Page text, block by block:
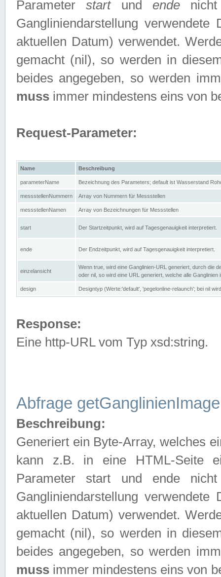
Parameterstartund endenicht
Gangliniendarstellung
aktuellen Datum) verwendet.
gemacht (nil), so werden in
beides angegeben, so werden
muss immer mindestens eins von
Request-Parameter:
Name Beschreibung
parameterName Bezeichnung des Parameters; default ist Wasserstand
messstellenNummern Array von Nummern für Messstellen
messstellenNamen Array von Bezeichnungen für Messstellen
start Der Startzeitpunkt, wird auf Tagesgenauigkeit interpretiert.
ende Der Endzeitpunkt, wird auf Tagesgenauigkeit interpretiert.
einzelansicht
Wenn true, wird eine Ganglinien-URL generiert, durch die
oder nil, so wird eine URL generiert, welche alle Ganglinien
design Designtyp (Werte:'default', 'pegelonline-relaunch'; bei nil
Response:
Eine http-URL vom Typ xsd:string.
Abfrage getGanglinienImage
Beschreibung:
Generiert ein Byte-Array, welches
kann z.B. in eine HTML-Seite
Parameter start und ende
Gangliniendarstellung
aktuellen Datum) verwendet.
gemacht (nil), so werden in
beides angegeben, so werden
muss immer mindestens eins von